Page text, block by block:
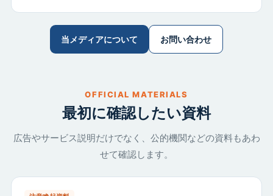
当メディアについて お問い合わせ
OFFICIAL MATERIALS
最初に確認したい資料
広告やサービス説明だけでなく、公的機関などの資料もあわ
せて確認します。